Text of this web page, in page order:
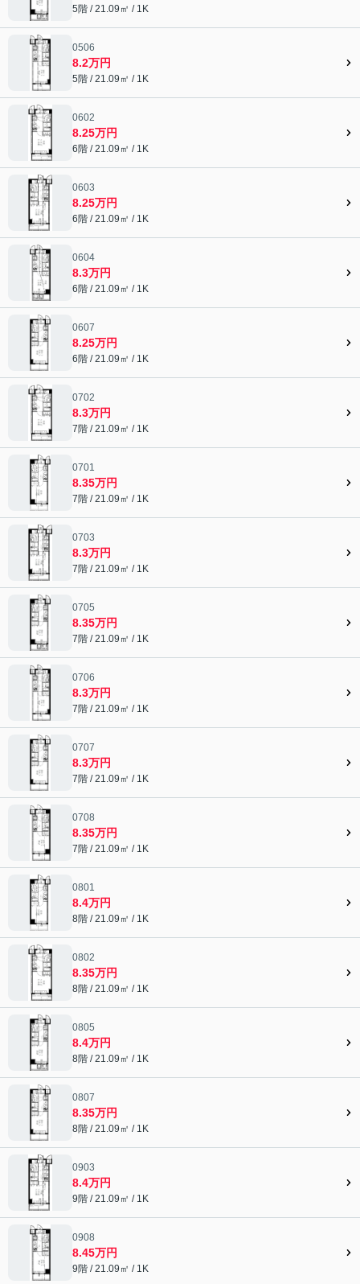
5階 / 21.09㎡ / 1K
0506
8.2万円
5階 / 21.09㎡ / 1K
0602
8.25万円
6階 / 21.09㎡ / 1K
0603
8.25万円
6階 / 21.09㎡ / 1K
0604
8.3万円
6階 / 21.09㎡ / 1K
0607
8.25万円
6階 / 21.09㎡ / 1K
0702
8.3万円
7階 / 21.09㎡ / 1K
0701
8.35万円
7階 / 21.09㎡ / 1K
0703
8.3万円
7階 / 21.09㎡ / 1K
0705
8.35万円
7階 / 21.09㎡ / 1K
0706
8.3万円
7階 / 21.09㎡ / 1K
0707
8.3万円
7階 / 21.09㎡ / 1K
0708
8.35万円
7階 / 21.09㎡ / 1K
0801
8.4万円
8階 / 21.09㎡ / 1K
0802
8.35万円
8階 / 21.09㎡ / 1K
0805
8.4万円
8階 / 21.09㎡ / 1K
0807
8.35万円
8階 / 21.09㎡ / 1K
0903
8.4万円
9階 / 21.09㎡ / 1K
0908
8.45万円
9階 / 21.09㎡ / 1K